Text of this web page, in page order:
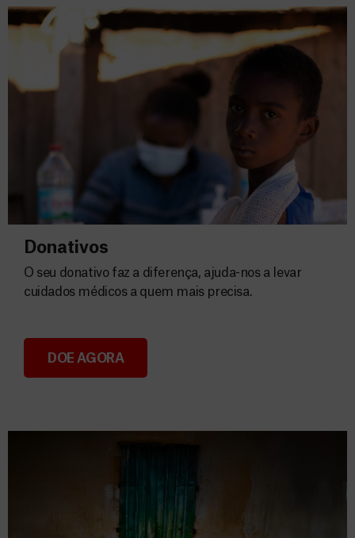
Donativos
Donativos
O seu donativo faz a diferença, ajuda-nos a levar
cuidados médicos a quem mais precisa.
DOE AGORA